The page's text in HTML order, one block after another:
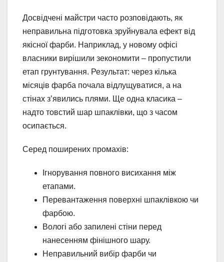
Досвідчені майстри часто розповідають, як
неправильна підготовка зруйнувала ефект від
якісної фарби. Наприклад, у новому офісі
власники вирішили зекономити – пропустили
етап грунтування. Результат: через кілька
місяців фарба почала відлущуватися, а на
стінах з’явились плями. Ще одна класика –
надто товстий шар шпаклівки, що з часом
осипається.
Серед поширених промахів:
Ігнорування повного висихання між
етапами.
Перевантаження поверхні шпаклівкою чи
фарбою.
Вологі або запилені стіни перед
нанесенням фінішного шару.
Неправильний вибір фарби чи